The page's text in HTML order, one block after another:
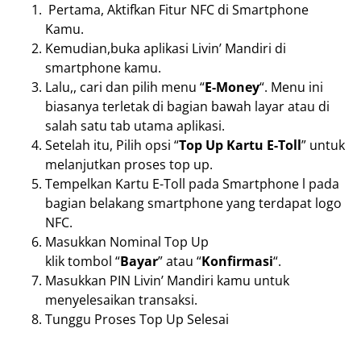
Pertama, Aktifkan Fitur NFC di Smartphone
Kamu.
Kemudian,buka aplikasi Livin’ Mandiri di
smartphone kamu.
Lalu,, cari dan pilih menu “E-Money“. Menu ini
biasanya terletak di bagian bawah layar atau di
salah satu tab utama aplikasi.
Setelah itu, Pilih opsi “Top Up Kartu E-Toll” untuk
melanjutkan proses top up.
Tempelkan Kartu E-Toll pada Smartphone l pada
bagian belakang smartphone yang terdapat logo
NFC.
Masukkan Nominal Top Up
klik tombol “Bayar” atau “Konfirmasi“.
Masukkan PIN Livin’ Mandiri kamu untuk
menyelesaikan transaksi.
Tunggu Proses Top Up Selesai